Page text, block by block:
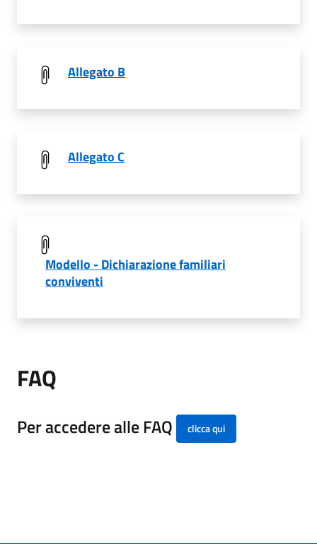
Allegato B
Allegato C
Modello - Dichiarazione familiari
conviventi
FAQ
Per accedere alle FAQ clicca qui